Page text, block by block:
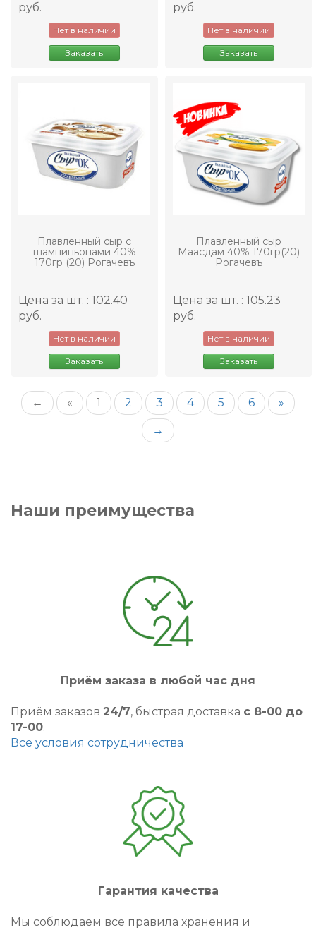
руб.
Нет в наличии
Заказать
руб.
Нет в наличии
Заказать
Плавленный сыр с
шампиньонами 40%
170гр (20) Рогачевъ
Цена за шт. : 102.40
руб.
Нет в наличии
Заказать
Плавленный сыр
Маасдам 40% 170гр(20)
Рогачевъ
Цена за шт. : 105.23
руб.
Нет в наличии
Заказать
← « 1 2 3 4 5 6 »
→
Наши преимущества
Приём заказа в любой час дня
Приём заказов 24/7, быстрая доставка с 8-00 до
17-00.
Все условия сотрудничества
Гарантия качества
Мы соблюдаем все правила хранения и